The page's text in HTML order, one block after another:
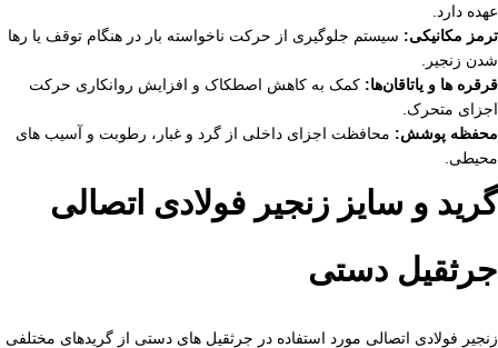
عهده دارد.
ترمز مکانیکی: سیستم جلوگیری از حرکت ناخواسته بار در هنگام توقف یا رها
شدن زنجیر.
قرقره‌ ها و یاتاقان‌ها: کمک به کاهش اصطکاک و افزایش روانکاری حرکت
اجزای متحرک.
محفظه پوشش: محافظت اجزای داخلی از گرد و غبار، رطوبت و آسیب‌ های
محیطی.
گرید و سایز زنجیر فولادی اتصالی
جرثقیل دستی
زنجیر فولادی اتصالی مورد استفاده در جرثقیل‌ های دستی از گریدهای مختلفی